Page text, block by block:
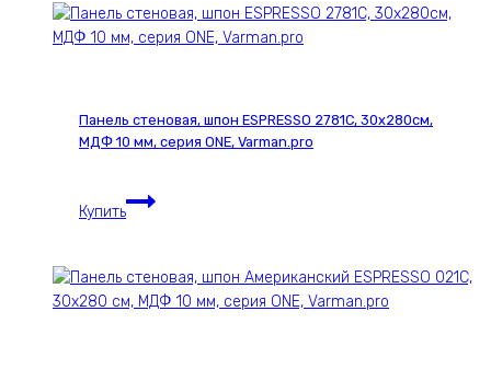
Панель стеновая, шпон ESPRESSO 2781С, 30х280см,
МДФ 10 мм, серия ONE, Varman.pro
Купить
Панель
стеновая,
2781С,